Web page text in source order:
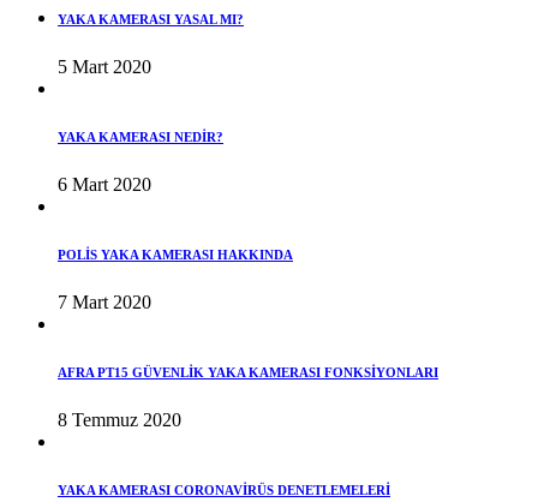
YAKA KAMERASI YASAL MI?
5 Mart 2020
YAKA KAMERASI NEDİR?
6 Mart 2020
POLİS YAKA KAMERASI HAKKINDA
7 Mart 2020
AFRA PT15 GÜVENLİK YAKA KAMERASI FONKSİYONLARI
8 Temmuz 2020
YAKA KAMERASI CORONAVİRÜS DENETLEMELERİ